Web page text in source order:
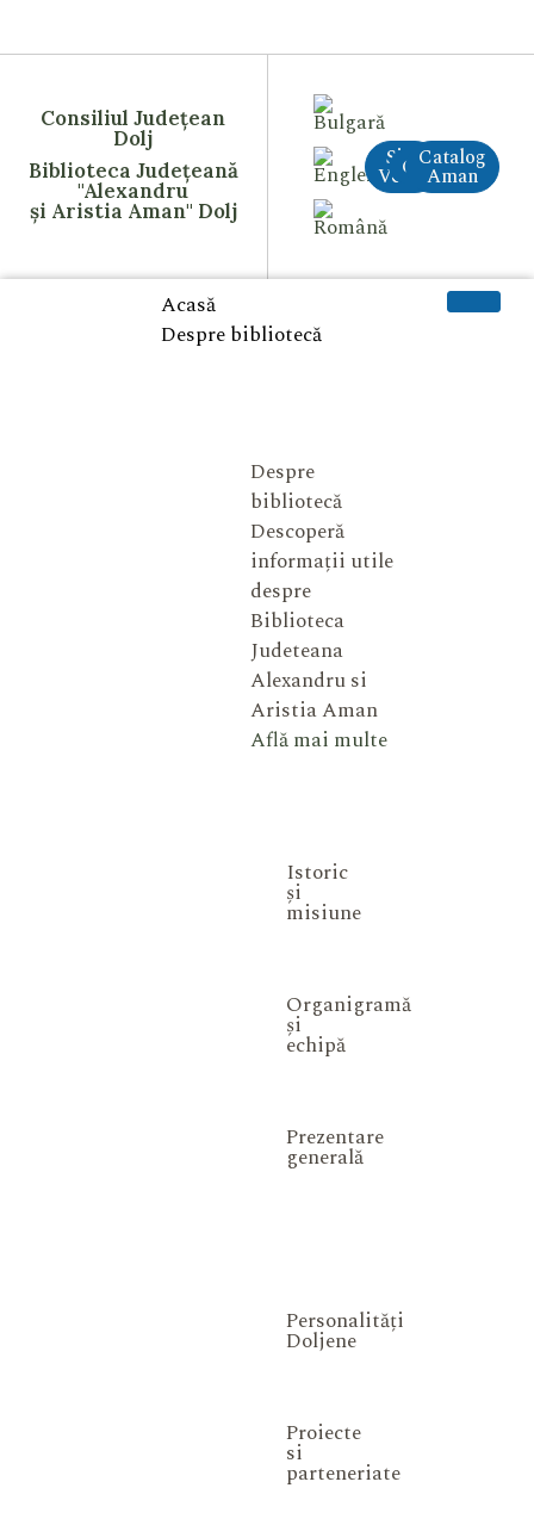
Consiliul Județean
Dolj
Biblioteca Județeană
"Alexandru
și Aristia Aman" Dolj
Site
VechiCreAI
Catalog
Aman
Acasă
Despre bibliotecă
Despre
bibliotecă
Descoperă
informații utile
despre
Biblioteca
Judeteana
Alexandru si
Aristia Aman
Află mai multe
Istoric
și
misiune
Organigramă
și
echipă
Prezentare
generală
Personalități
Doljene
Proiecte
si
parteneriate